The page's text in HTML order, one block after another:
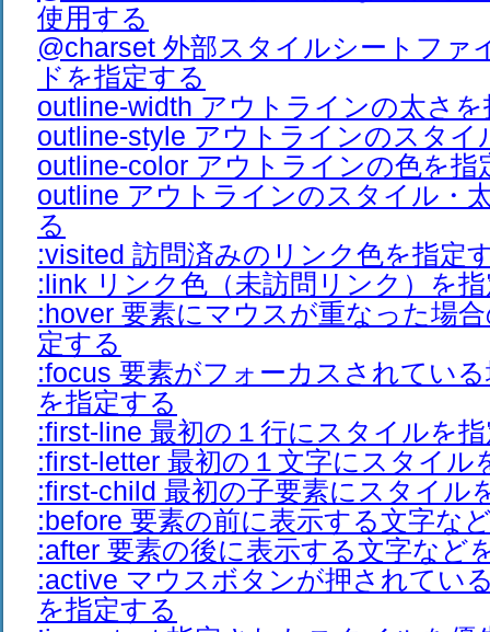
使用する
@charset 外部スタイルシートファ
ドを指定する
outline-width アウトラインの太さ
outline-style アウトラインのスタイ
outline-color アウトラインの色を指
outline アウトラインのスタイル・
る
:visited 訪問済みのリンク色を指定
:link リンク色（未訪問リンク）を
:hover 要素にマウスが重なった場
定する
:focus 要素がフォーカスされてい
を指定する
:first-line 最初の１行にスタイルを
:first-letter 最初の１文字にスタイル
:first-child 最初の子要素にスタイル
:before 要素の前に表示する文字な
:after 要素の後に表示する文字など
:active マウスボタンが押されてい
を指定する